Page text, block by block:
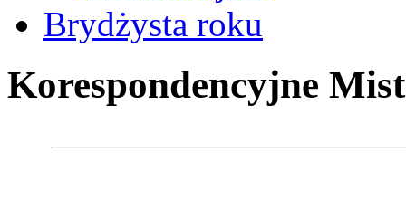
Brydżysta roku
Korespondencyjne